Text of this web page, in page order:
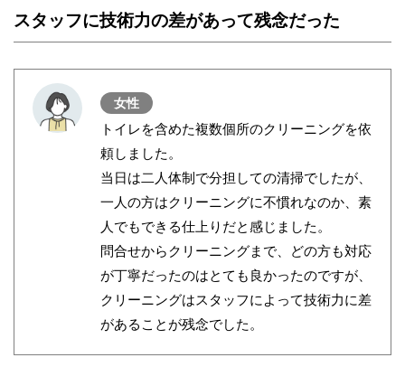
スタッフに技術力の差があって残念だった
女性
トイレを含めた複数個所のクリーニングを依
頼しました。
当日は二人体制で分担しての清掃でしたが、
一人の方はクリーニングに不慣れなのか、素
人でもできる仕上りだと感じました。
問合せからクリーニングまで、どの方も対応
が丁寧だったのはとても良かったのですが、
クリーニングはスタッフによって技術力に差
があることが残念でした。